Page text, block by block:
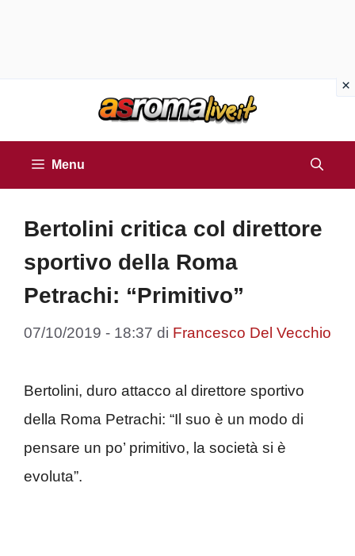
Menu
Bertolini critica col direttore
sportivo della Roma
Petrachi: “Primitivo”
07/10/2019 - 18:37 di Francesco Del Vecchio
Bertolini, duro attacco al direttore sportivo
della Roma Petrachi: “Il suo è un modo di
pensare un po’ primitivo, la società si è
evoluta”.